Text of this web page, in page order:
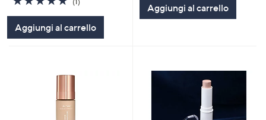
of
Stars
Aggiungi al carrello
Aggiungi al carrello